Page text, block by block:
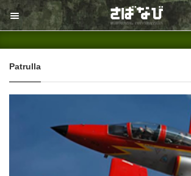
サイト内検索
Patrulla
サイト内検索